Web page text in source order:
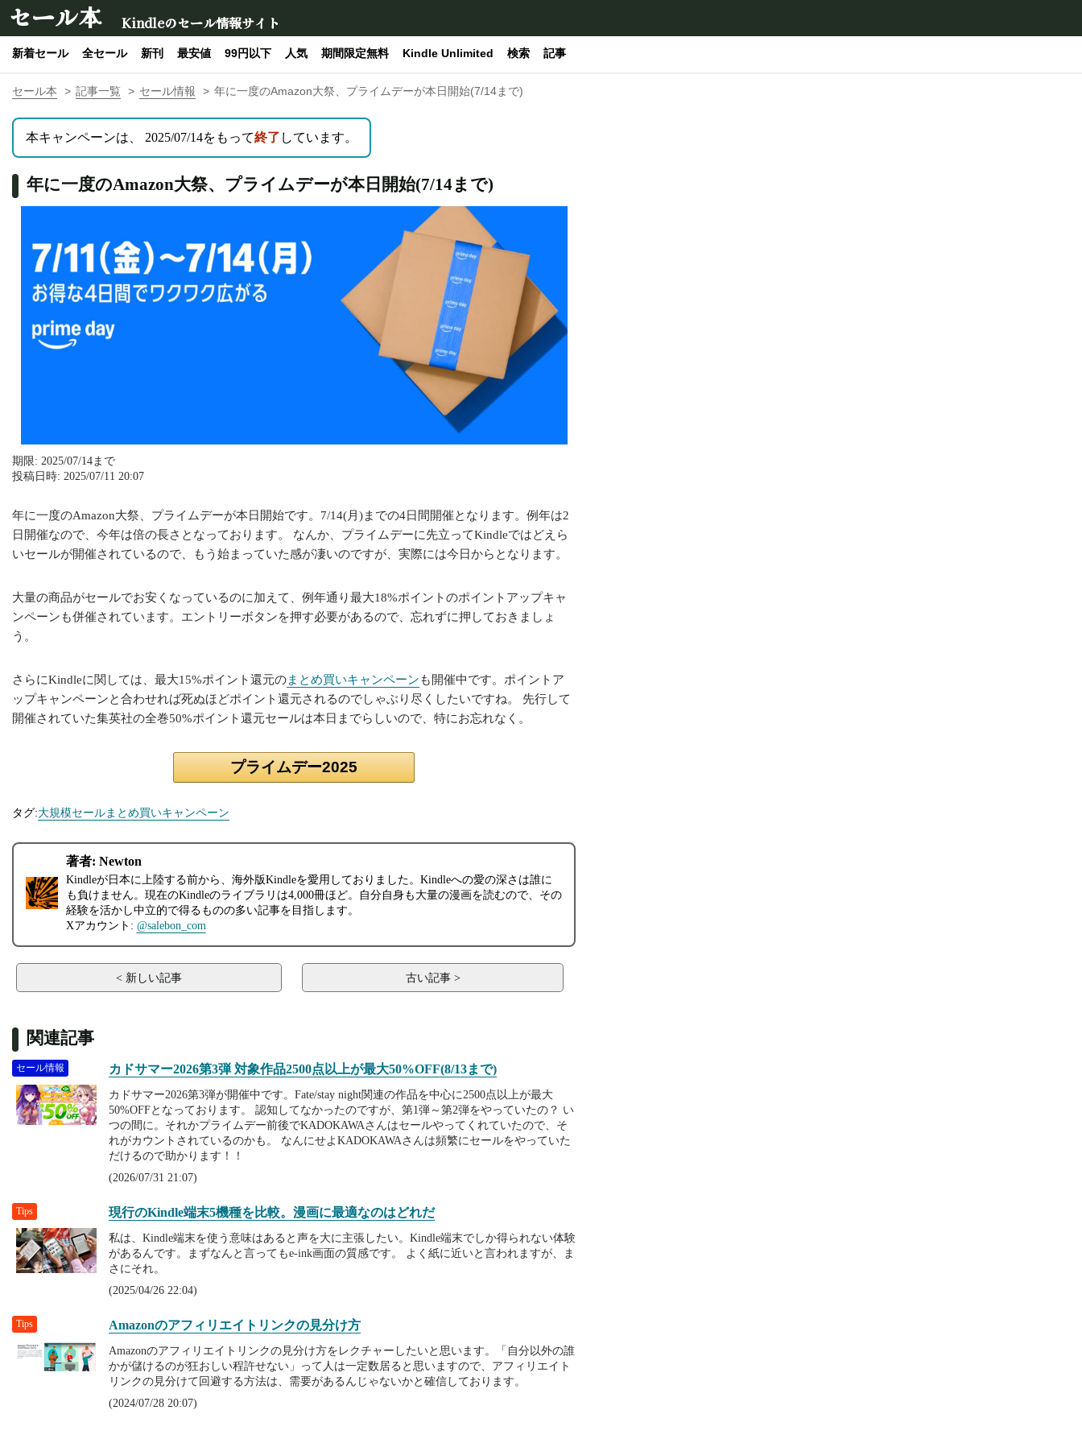
セール本 Kindleのセール情報サイト
新着セール 全セール 新刊 最安値 99円以下 人気 期間限定無料 Kindle Unlimited 検索 記事
セール本 記事一覧 セール情報 年に一度のAmazon大祭、プライムデーが本日開始(7/14まで)
本キャンペーンは、 2025/07/14をもって終了 しています。
年に一度のAmazon大祭、プライムデーが本日開始(7/14まで)
期限: 2025/07/14まで
投稿日時: 2025/07/11 20:07
年に一度のAmazon大祭、プライムデーが本日開始です。7/14(月)までの4日間開催となります。例年は2
日開催なので、今年は倍の長さとなっております。 なんか、プライムデーに先立ってKindleではどえら
いセールが開催されているので、もう始まっていた感が凄いのですが、実際には今日からとなります。
大量の商品がセールでお安くなっているのに加えて、例年通り最大18%ポイントのポイントアップキャ
ンペーンも併催されています。エントリーボタンを押す必要があるので、忘れずに押しておきましょ
う。
さらにKindleに関しては、最大15%ポイント還元のまとめ買いキャンペーン も開催中です。ポイントア
ップキャンペーンと合わせれば死ぬほどポイント還元されるのでしゃぶり尽くしたいですね。 先行して
開催されていた集英社の全巻50%ポイント還元セールは本日までらしいので、特にお忘れなく。
プライムデー2025
タグ:大規模セールまとめ買いキャンペーン
著者: Newton
Kindleが日本に上陸する前から、海外版Kindleを愛用しておりました。Kindleへの愛の深さは誰に
も負けません。現在のKindleのライブラリは4,000冊ほど。自分自身も大量の漫画を読むので、その
経験を活かし中立的で得るものの多い記事を目指します。
Xアカウント: @salebon_com
< 新しい記事 古い記事 >
関連記事
セール情報 カドサマー2026第3弾 対象作品2500点以上が最大50%OFF(8/13まで)
カドサマー2026第3弾が開催中です。Fate/stay night関連の作品を中心に2500点以上が最大
50%OFFとなっております。 認知してなかったのですが、第1弾～第2弾をやっていたの？ い
つの間に。それかプライムデー前後でKADOKAWAさんはセールやってくれていたので、そ
れがカウントされているのかも。 なんにせよKADOKAWAさんは頻繁にセールをやっていた
だけるので助かります！！
(2026/07/31 21:07)
Tips 現行のKindle端末5機種を比較。漫画に最適なのはどれだ
私は、Kindle端末を使う意味はあると声を大に主張したい。Kindle端末でしか得られない体験
があるんです。まずなんと言ってもe-ink画面の質感です。 よく紙に近いと言われますが、ま
さにそれ。
(2025/04/26 22:04)
Tips Amazonのアフィリエイトリンクの見分け方
Amazonのアフィリエイトリンクの見分け方をレクチャーしたいと思います。「自分以外の誰
かが儲けるのが狂おしい程許せない」って人は一定数居ると思いますので、アフィリエイト
リンクの見分けて回避する方法は、需要があるんじゃないかと確信しております。
(2024/07/28 20:07)